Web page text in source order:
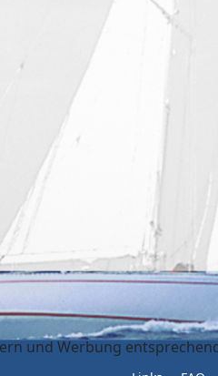
und Werbung